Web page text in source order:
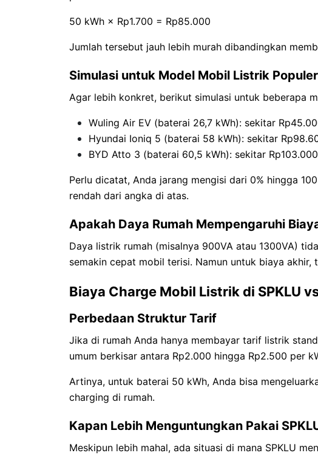
50 kWh × Rp1.700 = Rp85.000
Jumlah tersebut jauh lebih murah dibandingkan
Simulasi untuk Model Mobil Listrik Populer
Agar lebih konkret, berikut simulasi untuk beberapa
Wuling Air EV (baterai 26,7 kWh): sekitar
Hyundai Ioniq 5 (baterai 58 kWh): sekitar
BYD Atto 3 (baterai 60,5 kWh): sekitar
Perlu dicatat, Anda jarang mengisi dari 0% hingga
rendah dari angka di atas.
Apakah Daya Rumah Mempengaruhi
Daya listrik rumah (misalnya 900VA atau 1300VA)
semakin cepat mobil terisi. Namun untuk biaya
Biaya Charge Mobil Listrik di SPKLU
Perbedaan Struktur Tarif
Jika di rumah Anda hanya membayar tarif listrik
umum berkisar antara Rp2.000 hingga Rp2.500 per
Artinya, untuk baterai 50 kWh, Anda bisa
charging di rumah.
Kapan Lebih Menguntungkan Pakai
Meskipun lebih mahal, ada situasi di mana SPKLU